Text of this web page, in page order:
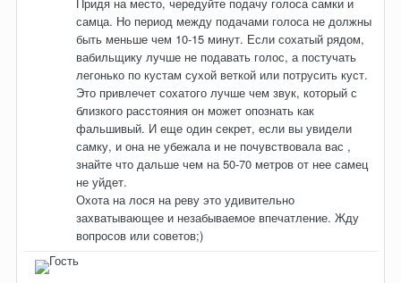
самца. Но период между подачами голоса не должны
быть меньше чем 10-15 минут. Если сохатый рядом,
вабильщику лучше не подавать голос, а постучать
легонько по кустам сухой веткой или потрусить куст.
Это привлечет сохатого лучше чем звук, который с
близкого расстояния он может опознать как
фальшивый. И еще один секрет, если вы увидели
самку, и она не убежала и не почувствовала вас ,
знайте что дальше чем на 50-70 метров от нее самец
не уйдет.
Охота на лося на реву это удивительно
захватывающее и незабываемое впечатление. Жду
вопросов или советов;)